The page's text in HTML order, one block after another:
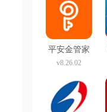
平安金管家
官方免费版
v8.26.02